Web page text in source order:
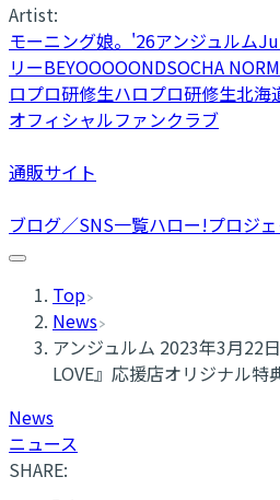
Artist:
モーニング娘。'26アンジュルム
リーBEYOOOOONDSOCHA
ロプロ研修生ハロプロ研修生北海
オフィシャルファンクラブ
通販サイト
ブログ／SNS一覧ハロー!プロジ
Top
News
アンジュルム 2023年3月22
LOVE』応援店オリジナル特
News
ニュース
SHARE: